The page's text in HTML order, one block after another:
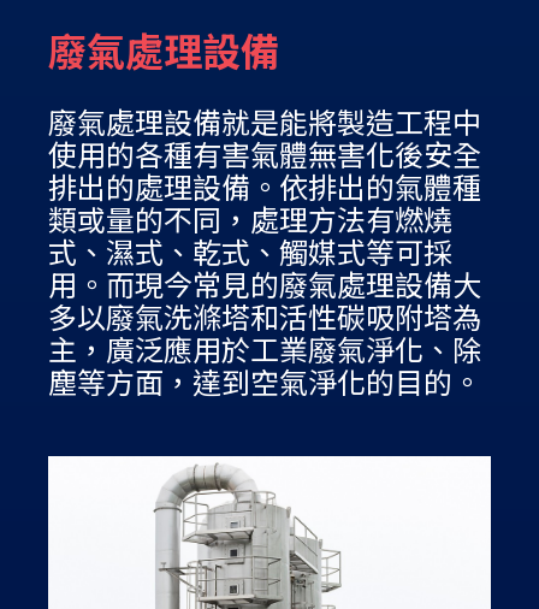
廢氣處理設備
廢氣處理設備就是能將製造工程中
使用的各種有害氣體無害化後安全
排出的處理設備。依排出的氣體種
類或量的不同，處理方法有燃燒
式、濕式、乾式、觸媒式等可採
用。而現今常見的廢氣處理設備大
多以廢氣洗滌塔和活性碳吸附塔為
主，廣泛應用於工業廢氣淨化、除
塵等方面，達到空氣淨化的目的。